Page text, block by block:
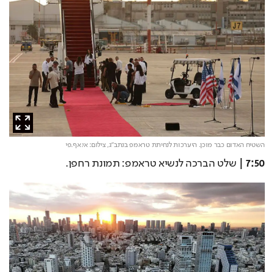
השטיח האדום כבר מוכן. היערכות לנחיתת טראמפ בנתב"ג,צילום: אי.אף.פי
7:50 | שלט הברכה לנשיא טראמפ: תמונת רחפן.